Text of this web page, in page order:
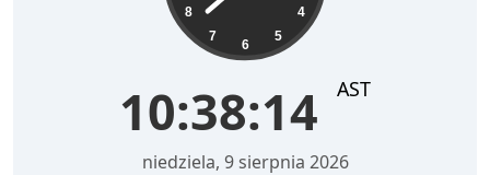
4
5
6
7
8
10:38:14 AST
niedziela, 9 sierpnia 2026